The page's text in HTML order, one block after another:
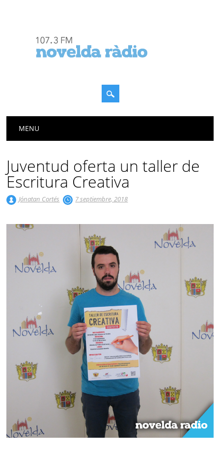
Menú principal
MENU
Juventud oferta un taller de
Escritura Creativa
Jónatan Cortés 7 septiembre, 2018